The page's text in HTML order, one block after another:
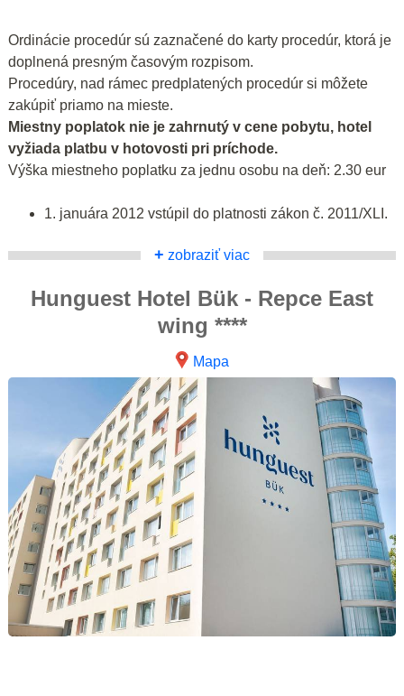
Ordinácie procedúr sú zaznačené do karty procedúr, ktorá je
doplnená presným časovým rozpisom.
Procedúry, nad rámec predplatených procedúr si môžete
zakúpiť priamo na mieste.
Miestny poplatok nie je zahrnutý v cene pobytu, hotel
vyžiada platbu v hotovosti pri príchode.
Výška miestneho poplatku za jednu osobu na deň: 2.30 eur
1. januára 2012 vstúpil do platnosti zákon č. 2011/XLI.
+ zobraziť viac
Hunguest Hotel Bük - Repce East
wing ****
Mapa